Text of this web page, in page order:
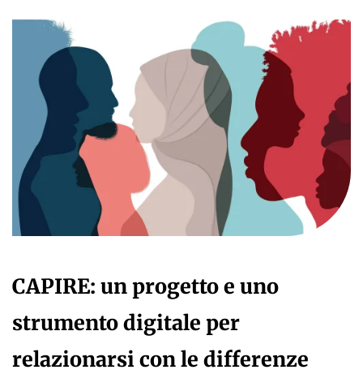
CAPIRE: un progetto e uno
strumento digitale per
relazionarsi con le differenze